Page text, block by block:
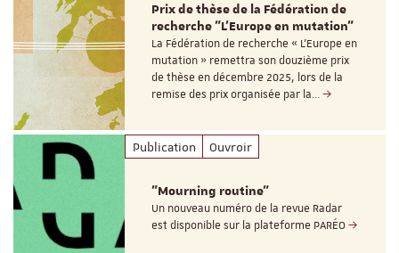
Prix de thèse de la Fédération de
recherche "L’Europe en mutation"
La Fédération de recherche « L’Europe en
mutation » remettra son douzième prix
de thèse en décembre 2025, lors de la
remise des prix organisée par la…
Publication Ouvroir
"Mourning routine"
Un nouveau numéro de la revue Radar
est disponible sur la plateforme PARÉO